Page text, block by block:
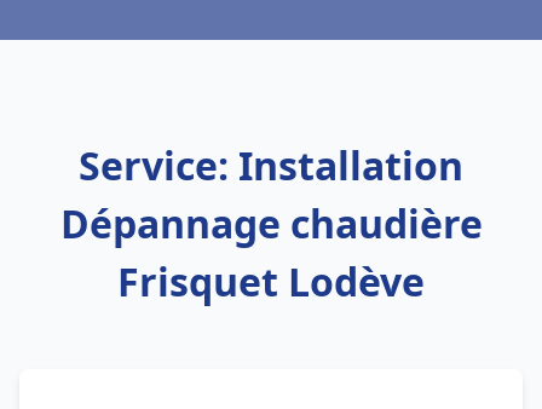
Service: Installation
Dépannage chaudière
Frisquet Lodève